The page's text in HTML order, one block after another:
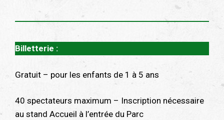
Billetterie :
Gratuit – pour les enfants de 1 à 5 ans
40 spectateurs maximum – Inscription nécessaire
au stand Accueil à l’entrée du Parc